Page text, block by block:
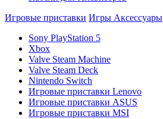
Игровые приставки Игры Аксессуары
Sony PlayStation 5
Xbox
Valve Steam Machine
Valve Steam Deck
Nintendo Switch
Игровые приставки Lenovo
Игровые приставки ASUS
Игровые приставки MSI